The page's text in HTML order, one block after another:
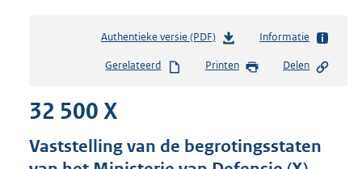
Authentieke versie (PDF)b
s
s
Informatie
Gerelateerd Printen Delen
32 500 X
Vaststelling van de begrotingsstaten